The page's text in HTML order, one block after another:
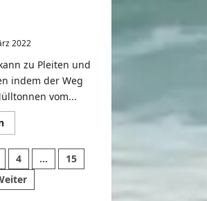
2022
zu Pleiten und
indem der Weg
vom...
Mehr
Informationen
Funny
and
Weird
Weather
|
4 …
15